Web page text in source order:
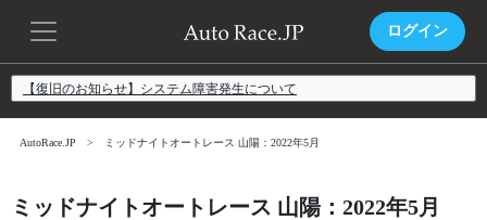
ログイン
【復旧のお知らせ】システム障害発生について
AutoRace.JP ミッドナイトオートレース 山陽：2022年5月
ミッドナイトオートレース 山陽：2022年5月